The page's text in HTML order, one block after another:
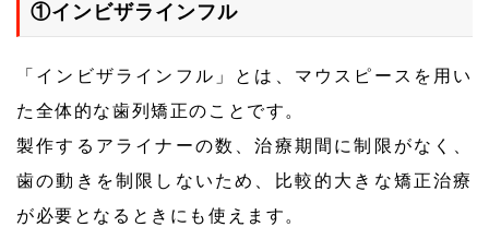
①インビザラインフル
「インビザラインフル」とは、マウスピースを用い
た全体的な歯列矯正のことです。
製作するアライナーの数、治療期間に制限がなく、
歯の動きを制限しないため、比較的大きな矯正治療
が必要となるときにも使えます。